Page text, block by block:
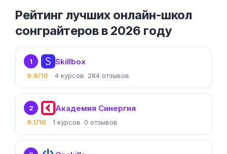
Рейтинг лучших онлайн-школ
сонграйтеров в 2026 году
1 Skillbox
9.8/10 4 284
2 Академия Синергия
9.1/10 1 0